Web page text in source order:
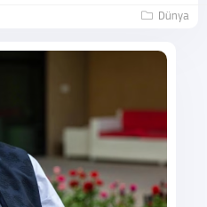
Dünya